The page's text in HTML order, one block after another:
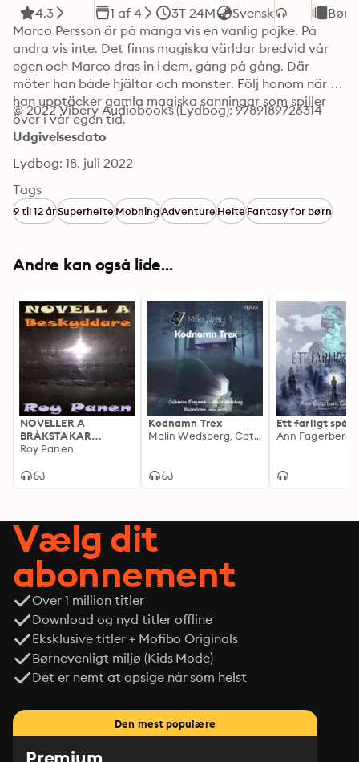
4.3 1 af 4 3T 24M Svensk
Marco Persson är på många vis en vanlig pojke. På
andra vis inte. Det finns magiska världar bredvid vår
egen och Marco dras in i dem, gång på gång. Där
möter han både hjältar och monster. Följ honom när
han upptäcker gamla magiska sanningar som spiller
över i vår egen tid.
© 2022 Vibery Audiobooks (Lydbog): 9789189726314
Udgivelsesdato
Lydbog: 18. juli 2022
Tags
9 til 12 årSuperhelteMobningAdventureHelteFantasy for børn
Andre kan også lide...
NOVELLER A
BRÅKSTAKAR
Beskyddare
Roy Panen
Kodnamn Trex
Malin Wedsberg, Catherine Bergman
Ett farligt spår
Vælg dit
abonnement
Over 1 million titler
Download og nyd titler offline
Eksklusive titler + Mofibo Originals
Børnevenligt miljø (Kids Mode)
Det er nemt at opsige når som helst
Den mest populære